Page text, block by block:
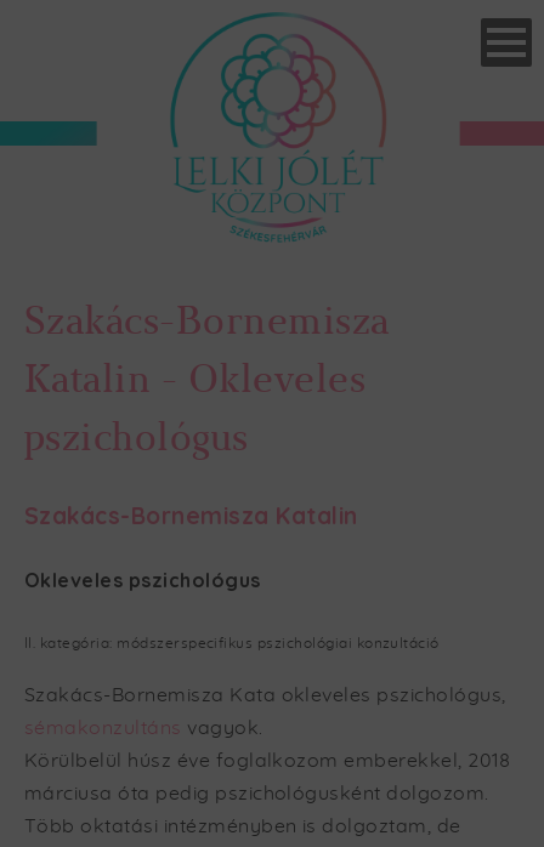
Szakács-Bornemisza
Katalin - Okleveles
pszichológus
Szakács-Bornemisza Katalin
Okleveles pszichológus
II. kategória: módszerspecifikus pszichológiai konzultáció
Szakács-Bornemisza Kata okleveles pszichológus,
sémakonzultáns vagyok.
Körülbelül húsz éve foglalkozom emberekkel, 2018
márciusa óta pedig pszichológusként dolgozom.
Több oktatási intézményben is dolgoztam, de